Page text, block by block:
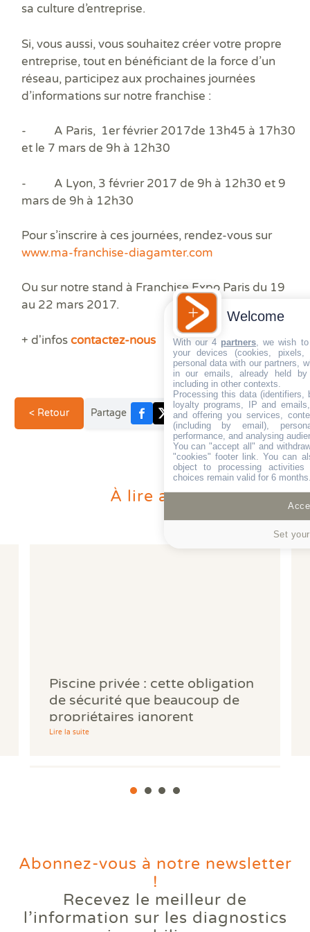
sa culture d’entreprise.
Si, vous aussi, vous souhaitezcréer votre propre
entreprise, tout en bénéficiant de la force d’un
réseau, participez aux prochaines journées
d’informations sur notre franchise :
- A Paris, 1erfévrier2017de 13h45 à 17h30
et le 7 marsde 9h à 12h30
- A Lyon, 3 février2017 de 9h à 12h30 et9
marsde 9h à 12h30
Pour s’inscrire à ces journées, rendez-vous sur
www.ma-franchise-diagamter.com
Ou sur notre stand à Franchise Expo Paris du 19
au 22 mars 2017.
+ d'infoscontactez-nous
< Retour Partage
À lire aussi
Piscine privée : cette obligation
de sécurité que beaucoup de
propriétaires ignorent
Lire la suite
Votre logement reste trop
chaud l'été ? Comprendre le
Abonnez-vous à notre newsletter
!
Recevez le meilleur de
l’information sur les diagnostics
Welcome
With our 4 partners, we wish to
your devices (cookies,
personal data with our partners,
in our emails, already held
including in other contexts.
Processing this data (identifiers,
loyalty programs, IP and
and offering you services,
(including by email),
performance, and analysing
You can "accept all" and
"cookies" footer link. You can
object to processing
choices remain valid for 6
Set